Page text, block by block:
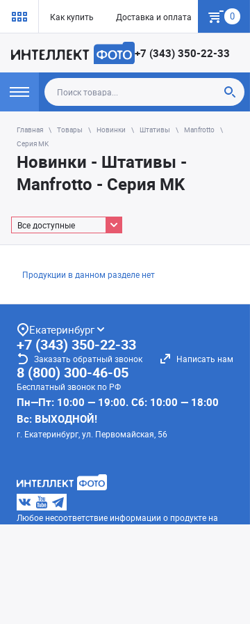
Как купить Доставка и оплата Гарантия
0
+7 (343) 350-22-33
Главная Товары Новинки Штативы
Manfrotto
Серия MK
Новинки - Штативы -
Manfrotto - Серия MK
Все доступные
Продукции в данном разделе нет
Екатеринбург
+7 (343) 350-22-33
Заказать обратный звонок Написать нам
8 (800) 300-46-05
Бесплатный звонок по РФ
Пн—Пт: 10:00 — 19:00. Сб: 10:00 — 18:00
Вс: ВЫХОДНОЙ!
г. Екатеринбург, ул. Первомайская, 56
Любое несоответствие информации о продукте на